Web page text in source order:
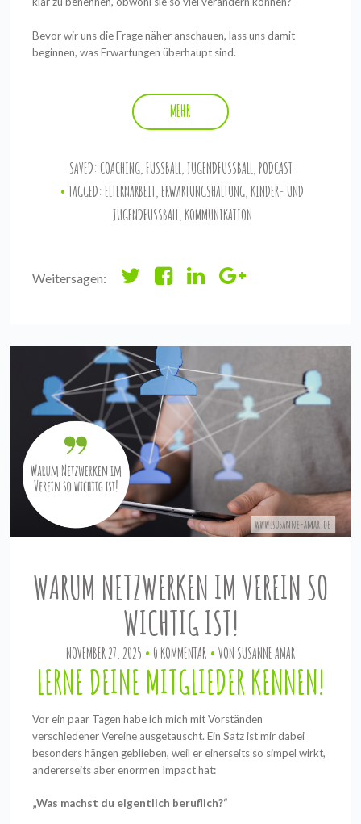
Bevor wir uns die Frage näher anschauen, lass uns damit
beginnen, was Erwartungen überhaupt sind.
MEHR
SAVED: COACHING,FUSSBALL,JUGENDFUSSBALL,PODCAST
TAGGED:ELTERNARBEIT,ERWARTUNGSHALTUNG, KINDER- UND
JUGENDFUSSBALL, KOMMUNIKATION
Weitersagen:
WARUM NETZWERKEN IM VEREIN SO
WICHTIG IST!
NOVEMBER 27, 2025 0 KOMMENTAR VON SUSANNE AMAR
LERNE DEINE MITGLIEDER KENNEN!
Vor ein paar Tagen habe ich mich mit Vorständen
verschiedener Vereine ausgetauscht. Ein Satz ist mir dabei
besonders hängen geblieben, weil er einerseits so simpel wirkt,
andererseits aber enormen Impact hat:
„Was machst du eigentlich beruflich?“